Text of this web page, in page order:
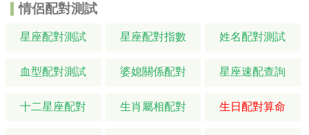
情侶配對測試
星座配對測試 星座配對指數 姓名配對測試
血型配對測試 婆媳關係配對 星座速配查詢
十二星座配對 生肖屬相配對 生日配對算命